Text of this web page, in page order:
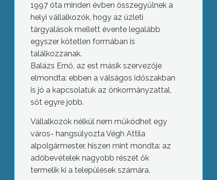
1997 óta minden évben összegyűlnek a
helyi vállalkozók, hogy az üzleti
tárgyalások mellett évente legalább
egyszer kötetlen formában is
találkozzanak.
Balázs Ernő, az est másik szervezője
elmondta: ebben a válságos időszakban
is jó a kapcsolatuk az önkormányzattal,
sőt egyre jobb.
Vállalkozók nélkül nem működhet egy
város- hangsúlyozta Végh Attila
alpolgármester, hiszen mint mondta: az
adóbevételek nagyobb részét ők
termelik ki a települések számára.